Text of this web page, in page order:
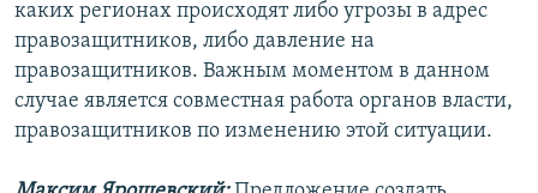
каких регионах происходят либо угрозы в адрес
правозащитников, либо давление на
правозащитников. Важным моментом в данном
случае является совместная работа органов власти,
правозащитников по изменению этой ситуации.